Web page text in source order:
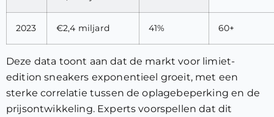
2023 €2,4 miljard 41% 60+
Deze data toont aan dat de markt voor limiet-
edition sneakers exponentieel groeit, met een
sterke correlatie tussen de oplagebeperking en de
prijsontwikkeling. Experts voorspellen dat dit